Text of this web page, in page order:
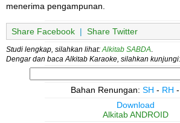
menerima pengampunan.
Share Facebook | Share Twitter
Studi lengkap, silahkan lihat: Alkitab SABDA
Dengar dan baca Alkitab Karaoke, silahkan kunjungi:
Bahan Renungan: SH - RH -
Download
Alkitab ANDROID